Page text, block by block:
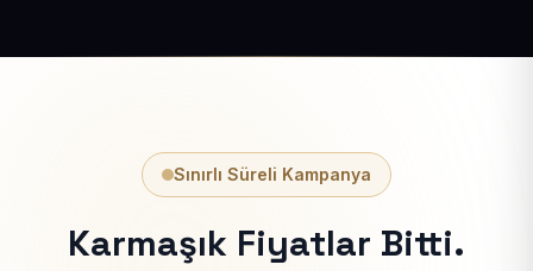
Sınırlı Süreli Kampanya
Karmaşık Fiyatlar Bitti.